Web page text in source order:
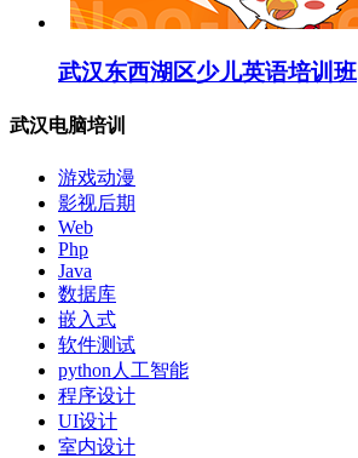
武汉东西湖区少儿英语培训班
武汉电脑培训
游戏动漫
影视后期
Web
Php
Java
数据库
嵌入式
软件测试
python人工智能
程序设计
UI设计
室内设计